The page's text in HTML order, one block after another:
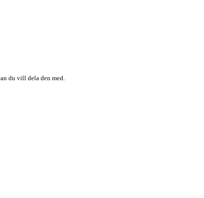
du vill dela den med.